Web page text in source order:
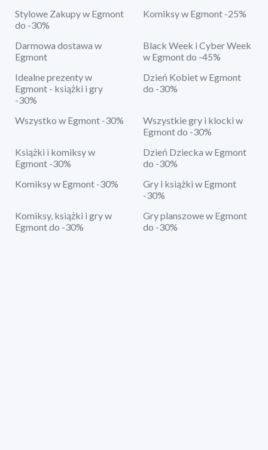
Stylowe Zakupy w Egmont
do -30%
Komiksy w Egmont -25%
Darmowa dostawa w
Egmont
Black Week i Cyber Week
w Egmont do -45%
Idealne prezenty w
Egmont - książki i gry
-30%
Dzień Kobiet w Egmont
do -30%
Wszystko w Egmont -30%
Wszystkie gry i klocki w
Egmont do -30%
Książki i komiksy w
Egmont -30%
Dzień Dziecka w Egmont
do -30%
Komiksy w Egmont -30%
Gry i książki w Egmont
-30%
Komiksy, książki i gry w
Egmont do -30%
Gry planszowe w Egmont
do -30%